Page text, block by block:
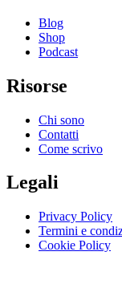
Blog
Shop
Podcast
Risorse
Chi sono
Contatti
Come scrivo
Legali
Privacy Policy
Termini e
Cookie Policy